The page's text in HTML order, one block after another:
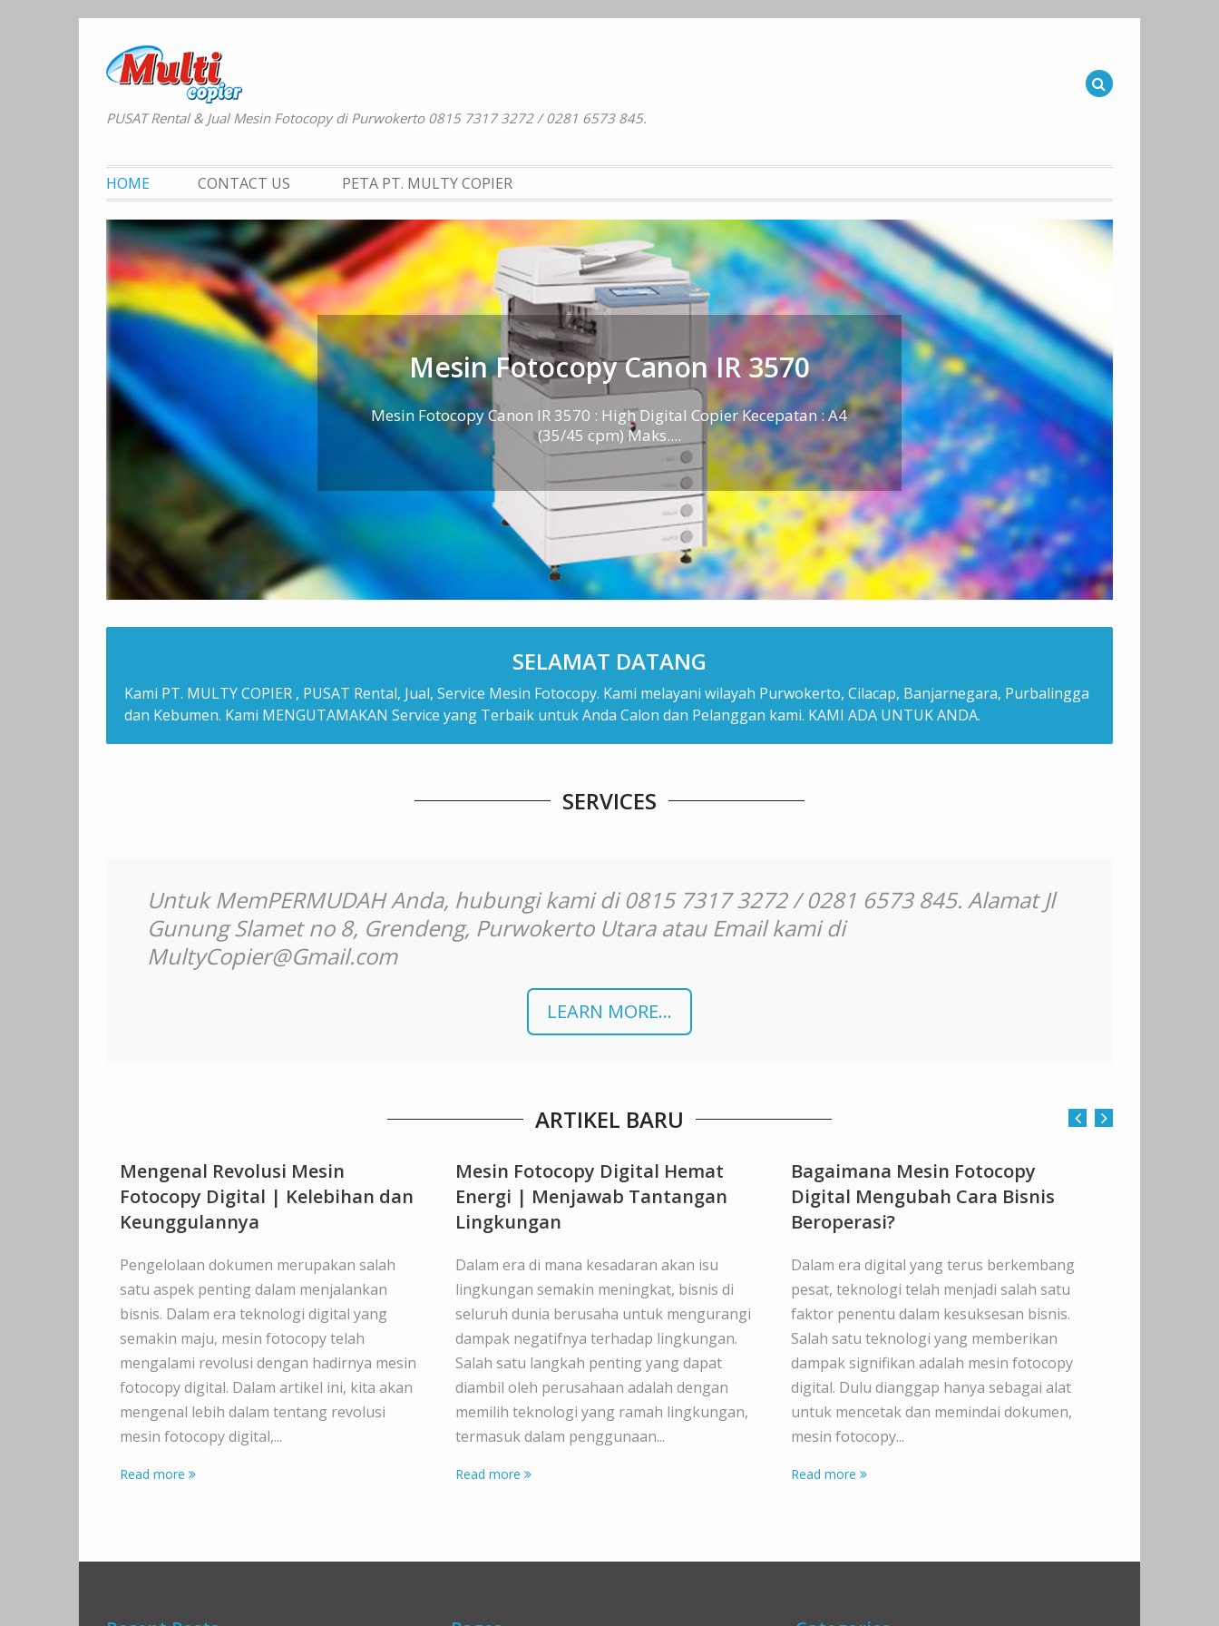
to
content
PUSAT Rental & Jual Mesin Fotocopy di Purwokerto 0815 7317 3272 / 0281 6573 845.
HOME CONTACT US PETA PT. MULTY COPIER
Mesin Fotocopy Canon IR 3570
Mesin Fotocopy Canon IR 3570 : High Digital Copier Kecepatan : A4
(35/45 cpm) Maks....
SELAMAT DATANG
Kami PT. MULTY COPIER , PUSAT Rental, Jual, Service Mesin Fotocopy. Kami melayani wilayah Purwokerto, Cilacap, Banjarnegara, Purbalingga
dan Kebumen. Kami MENGUTAMAKAN Service yang Terbaik untuk Anda Calon dan Pelanggan kami. KAMI ADA UNTUK ANDA.
SERVICES
Untuk MemPERMUDAH Anda, hubungi kami di 0815 7317 3272 / 0281 6573 845. Alamat Jl
Gunung Slamet no 8, Grendeng, Purwokerto Utara atau Email kami di
MultyCopier@Gmail.com
LEARN MORE...
ARTIKEL BARU
Mengenal Revolusi Mesin
Fotocopy Digital | Kelebihan dan
Keunggulannya
Pengelolaan dokumen merupakan salah
satu aspek penting dalam menjalankan
bisnis. Dalam era teknologi digital yang
semakin maju, mesin fotocopy telah
mengalami revolusi dengan hadirnya mesin
fotocopy digital. Dalam artikel ini, kita akan
mengenal lebih dalam tentang revolusi
mesin fotocopy digital,...
Read more
Mesin Fotocopy Digital Hemat
Energi | Menjawab Tantangan
Lingkungan
Dalam era di mana kesadaran akan isu
lingkungan semakin meningkat, bisnis di
seluruh dunia berusaha untuk mengurangi
dampak negatifnya terhadap lingkungan.
Salah satu langkah penting yang dapat
diambil oleh perusahaan adalah dengan
memilih teknologi yang ramah lingkungan,
termasuk dalam penggunaan...
Read more
Bagaimana Mesin Fotocopy
Digital Mengubah Cara Bisnis
Beroperasi?
Dalam era digital yang terus berkembang
pesat, teknologi telah menjadi salah satu
faktor penentu dalam kesuksesan bisnis.
Salah satu teknologi yang memberikan
dampak signifikan adalah mesin fotocopy
digital. Dulu dianggap hanya sebagai alat
untuk mencetak dan memindai dokumen,
mesin fotocopy...
Read more